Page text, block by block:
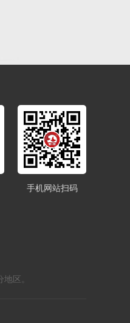
手机网站扫码
区。